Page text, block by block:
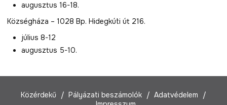
augusztus 16-18.
Községháza – 1028 Bp. Hidegkúti út 216.
július 8-12
augusztus 5-10.
Közérdekű Pályázati beszámolók
Adatvédelem